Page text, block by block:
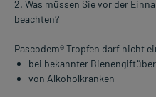
2. Was müssen Sie vor der
beachten?
Pascodem® Tropfen darf nicht
bei bekannter
von Alkoholkranken